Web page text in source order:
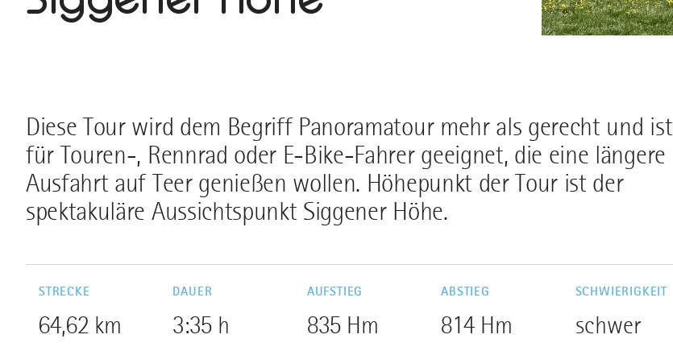
Diese Tour wird dem Begriff Panoramatour mehr als gerecht und ist
für Touren-, Rennrad oder E-Bike-Fahrer geeignet, die eine längere
Ausfahrt auf Teer genießen wollen. Höhepunkt der Tour ist der
spektakuläre Aussichtspunkt Siggener Höhe.
STRECKE
64,62 km
DAUER
3:35 h
AUFSTIEG
835 Hm
ABSTIEG
814 Hm
SCHWIERIGKEIT
schwer